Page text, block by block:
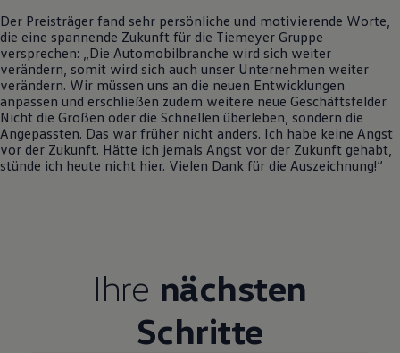
Digitale Betriebsanleitung
Live Beratung
Magazin
Lifestyle
Transport
Familie
Elektromobilität
Volkswagen R
Pannen- und Unfallhilfe
Volkswagen Kundenbetreuung
Der Preisträger fand sehr persönliche und motivierende Worte,
die eine spannende Zukunft für die Tiemeyer Gruppe
versprechen: „Die Automobilbranche wird sich weiter
verändern, somit wird sich auch unser Unternehmen weiter
verändern. Wir müssen uns an die neuen Entwicklungen
anpassen und erschließen zudem weitere neue Geschäftsfelder.
Nicht die Großen oder die Schnellen überleben, sondern die
Angepassten. Das war früher nicht anders. Ich habe keine Angst
vor der Zukunft. Hätte ich jemals Angst vor der Zukunft gehabt,
stünde ich heute nicht hier. Vielen Dank für die Auszeichnung!“
Ihre nächsten
Schritte